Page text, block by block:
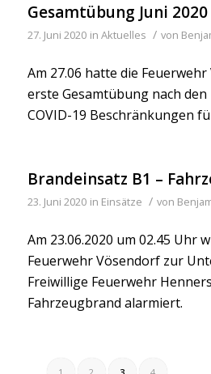
Gesamtübung Juni 2020
27. Juni 2020 in Aktuelles / von
Am 27.06 hatte die
erste Gesamtübung nach den
COVID-19 Beschränkungen
Brandeinsatz B1 –
23. Juni 2020 in Einsätze / von
Am 23.06.2020 um 02.45 Uhr
Feuerwehr Vösendorf zur
Freiwillige Feuerwehr
Fahrzeugbrand alarmiert.